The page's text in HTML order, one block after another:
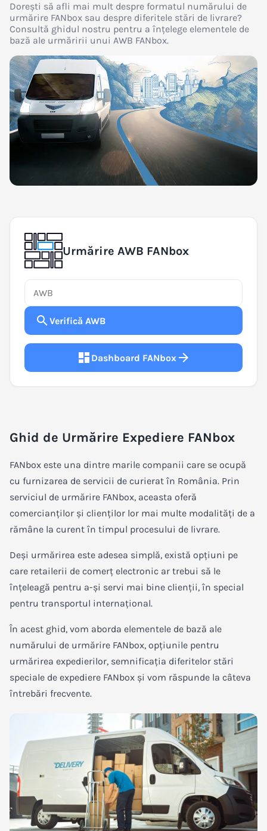
Dorești să afli mai mult despre formatul numărului de
urmărire FANbox sau despre diferitele stări de livrare?
Consultă ghidul nostru pentru a înțelege elementele de
bază ale urmăririi unui AWB FANbox.
Urmărire AWB FANbox
search Verifică AWB
dashboard Dashboard FANboxarrow_forward
Ghid de Urmărire Expediere FANbox
FANbox este una dintre marile companii care se ocupă
cu furnizarea de servicii de curierat în România. Prin
serviciul de urmărire FANbox, aceasta oferă
comercianților și clienților lor mai multe modalități de a
rămâne la curent în timpul procesului de livrare.
Deși urmărirea este adesea simplă, există opțiuni pe
care retailerii de comerț electronic ar trebui să le
înțeleagă pentru a-și servi mai bine clienții, în special
pentru transportul internațional.
În acest ghid, vom aborda elementele de bază ale
numărului de urmărire FANbox, opțiunile pentru
urmărirea expedierilor, semnificația diferitelor stări
speciale de expediere FANbox și vom răspunde la câteva
întrebări frecvente.